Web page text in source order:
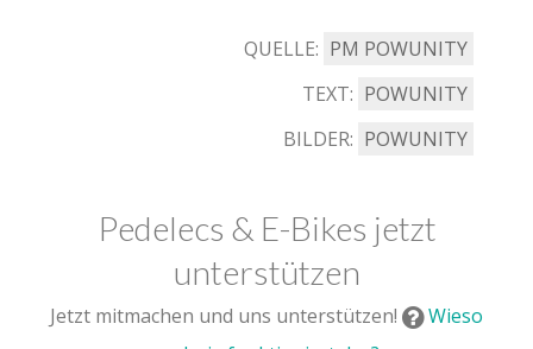
QUELLE: PM POWUNITY
TEXT: POWUNITY
BILDER: POWUNITY
Pedelecs & E-Bikes jetzt
unterstützen
Jetzt mitmachen und uns unterstützen!
Wieso